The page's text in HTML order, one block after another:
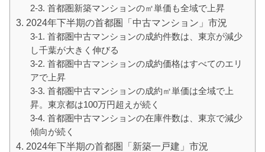
2-3. 首都圏新築マンションの㎡単価も全域で上昇
3. 2024年下半期の首都圏「中古マンション」市況
3-1. 首都圏中古マンションの成約件数は、東京が減少
し千葉が大きく伸びる
3-2. 首都圏中古マンションの成約価格はすべてのエリ
アで上昇
3-3. 首都圏中古マンションの成約㎡単価は全域で上
昇。東京都は100万円超えが続く
3-4. 首都圏中古マンションの在庫件数は、東京で減少
傾向が続く
4. 2024年下半期の首都圏「新築一戸建」市況